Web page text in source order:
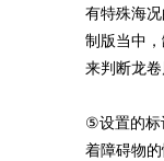
有特殊海
制版当中
来判断龙卷
⑤设置的标
着障碍物的